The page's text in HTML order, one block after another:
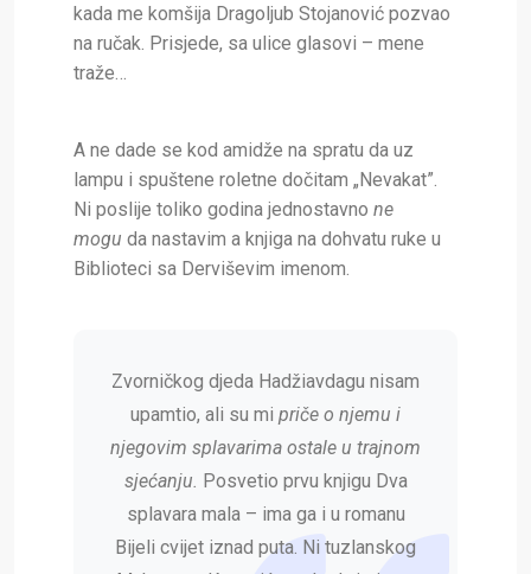
kada me komšija Dragoljub Stojanović pozvao
na ručak. Prisjede, sa ulice glasovi – mene
traže…
A ne dade se kod amidže na spratu da uz
lampu i spuštene roletne dočitam „Nevakat”.
Ni poslije toliko godina jednostavno ne
mogu da nastavim a knjiga na dohvatu ruke u
Biblioteci sa Derviševim imenom.
Zvorničkog djeda Hadžiavdagu nisam
upamtio, ali su mi priče o njemu i
njegovim splavarima ostale u trajnom
sjećanju. Posvetio prvu knjigu Dva
splavara mala – ima ga i u romanu
Bijeli cvijet iznad puta. Ni tuzlanskog